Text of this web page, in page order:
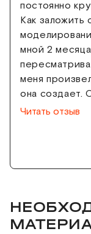
постоянно
Как заложить
мной 2
меня
она создает.
своем
рукав-
было
Читать отзыв